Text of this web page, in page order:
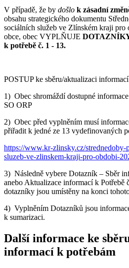
V případě, že by došlo k zásadní
obsahu strategického dokumentu
sociálních služeb ve Zlínském kraji pro
obce, obec VYPLŇUJE
k potřebě č. 1 - 13.
POSTUP ke sběru/aktualizaci
1) Obec shromáždí dostupné
SO ORP
2) Obec před vyplněním musí
přiřadit k jedné ze 13 vydefinovaných
https://www.kr-zlinsky.cz/strednedoby-
sluzeb-ve-zlinskem-kraji-pro-obdobi-
3) Následně vybere Dotazník – Sběr
anebo Aktualizace informací k Potřebě
dotazníky jsou umístěny na konci
4) Vyplněním Dotazníků jsou
k sumarizaci.
Další informace ke
informací k potřebám